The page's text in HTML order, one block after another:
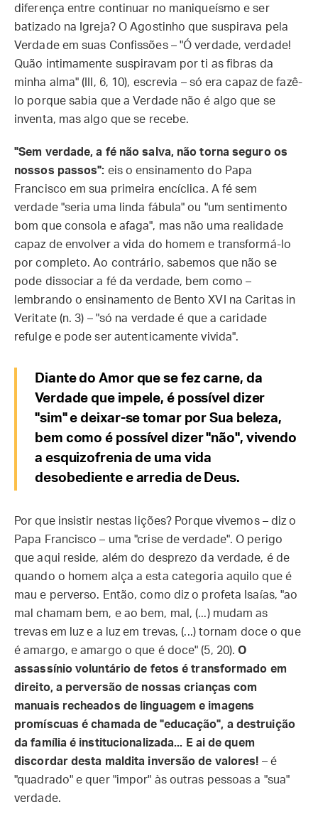
diferença entre continuar no maniqueísmo e ser
batizado na Igreja? O Agostinho que suspirava pela
Verdade em suas Confissões – "Ó verdade, verdade!
Quão intimamente suspiravam por ti as fibras da
minha alma" (III, 6, 10), escrevia – só era capaz de fazê-
lo porque sabia que a Verdade não é algo que se
inventa, mas algo que se recebe.
"Sem verdade, a fé não salva, não torna seguro os
nossos passos": eis o ensinamento do Papa
Francisco em sua primeira encíclica. A fé sem
verdade "seria uma linda fábula" ou "um sentimento
bom que consola e afaga", mas não uma realidade
capaz de envolver a vida do homem e transformá-lo
por completo. Ao contrário, sabemos que não se
pode dissociar a fé da verdade, bem como –
lembrando o ensinamento de Bento XVI na Caritas in
Veritate (n. 3) – "só na verdade é que a caridade
refulge e pode ser autenticamente vivida".
Diante do Amor que se fez carne, da
Verdade que impele, é possível dizer
"sim" e deixar-se tomar por Sua beleza,
bem como é possível dizer "não", vivendo
a esquizofrenia de uma vida
desobediente e arredia de Deus.
Por que insistir nestas lições? Porque vivemos – diz o
Papa Francisco – uma "crise de verdade". O perigo
que aqui reside, além do desprezo da verdade, é de
quando o homem alça a esta categoria aquilo que é
mau e perverso. Então, como diz o profeta Isaías, "ao
mal chamam bem, e ao bem, mal, (...) mudam as
trevas em luz e a luz em trevas, (...) tornam doce o que
é amargo, e amargo o que é doce" (5, 20).O
assassínio voluntário de fetos é transformado em
direito, a perversão de nossas crianças com
manuais recheados de linguagem e imagens
promíscuas é chamada de "educação", a destruição
da família é institucionalizada... E ai de quem
discordar desta maldita inversão de valores! – é
"quadrado" e quer "impor" às outras pessoas a "sua"
verdade.